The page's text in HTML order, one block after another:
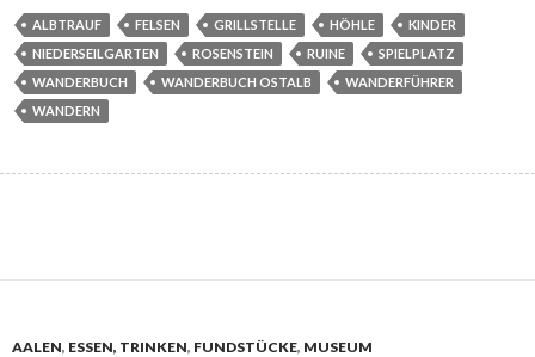
ALBTRAUF FELSEN GRILLSTELLE HÖHLE
KINDER
NIEDERSEILGARTEN
ROSENSTEIN RUINE
SPIELPLATZ
WANDERBUCH
WANDERBUCH OSTALB
WANDERFÜHRER
WANDERN
AALEN, ESSEN, TRINKEN, FUNDSTÜCKE, MUSEUM